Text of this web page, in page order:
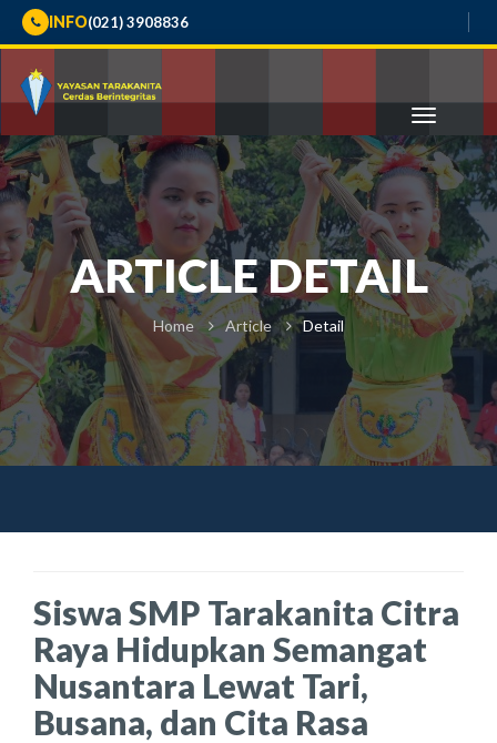
INFO(021) 3908836
ARTICLE DETAIL
Home Article Detail
Siswa SMP Tarakanita Citra
Raya Hidupkan Semangat
Nusantara Lewat Tari,
Busana, dan Cita Rasa